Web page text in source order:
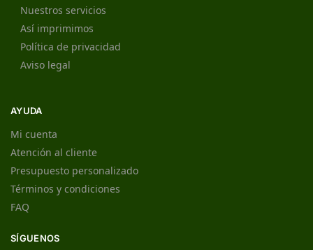
Nuestros servicios
Así imprimimos
Política de privacidad
Aviso legal
AYUDA
Mi cuenta
Atención al cliente
Presupuesto personalizado
Términos y condiciones
FAQ
SÍGUENOS